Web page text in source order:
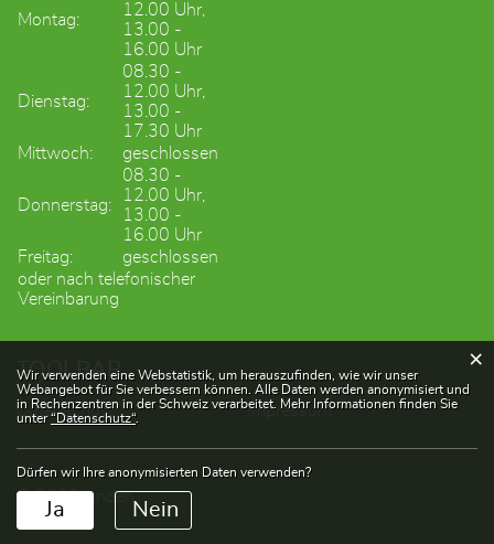
Montag:
12.00 Uhr,
13.00 -
16.00 Uhr
Dienstag:
08.30 -
12.00 Uhr,
13.00 -
17.30 Uhr
Mittwoch:
geschlossen
Donnerstag:
08.30 -
12.00 Uhr,
13.00 -
16.00 Uhr
Freitag:
geschlossen
oder nach telefonischer
Vereinbarung
TOOLBAR
Datenschutz Impressum
© 2026 Linden
Webstatistik
Wir verwenden eine Webstatistik, um herauszufinden, wie wir unser
Webangebot für Sie verbessern können. Alle Daten werden anonymisiert und
in Rechenzentren in der Schweiz verarbeitet. Mehr Informationen finden Sie
unter“Datenschutz“.
Dürfen wir Ihre anonymisierten Daten verwenden?
Ja Nein
×